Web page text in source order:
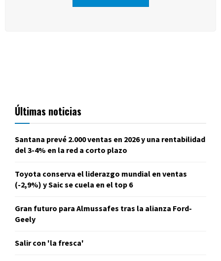
Últimas noticias
Santana prevé 2.000 ventas en 2026 y una rentabilidad
del 3-4% en la red a corto plazo
Toyota conserva el liderazgo mundial en ventas
(-2,9%) y Saic se cuela en el top 6
Gran futuro para Almussafes tras la alianza Ford-
Geely
Salir con 'la fresca'